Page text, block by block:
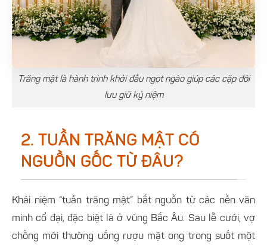
Trăng mật là hành trình khởi đầu ngọt ngào giúp các cặp đôi
lưu giữ kỷ niệm
2. TUẦN TRĂNG MẬT CÓ
NGUỒN GỐC TỪ ĐÂU?
Khái niệm “tuần trăng mật” bắt nguồn từ các nền văn
minh cổ đại, đặc biệt là ở vùng Bắc Âu. Sau lễ cưới, vợ
chồng mới thường uống rượu mật ong trong suốt một